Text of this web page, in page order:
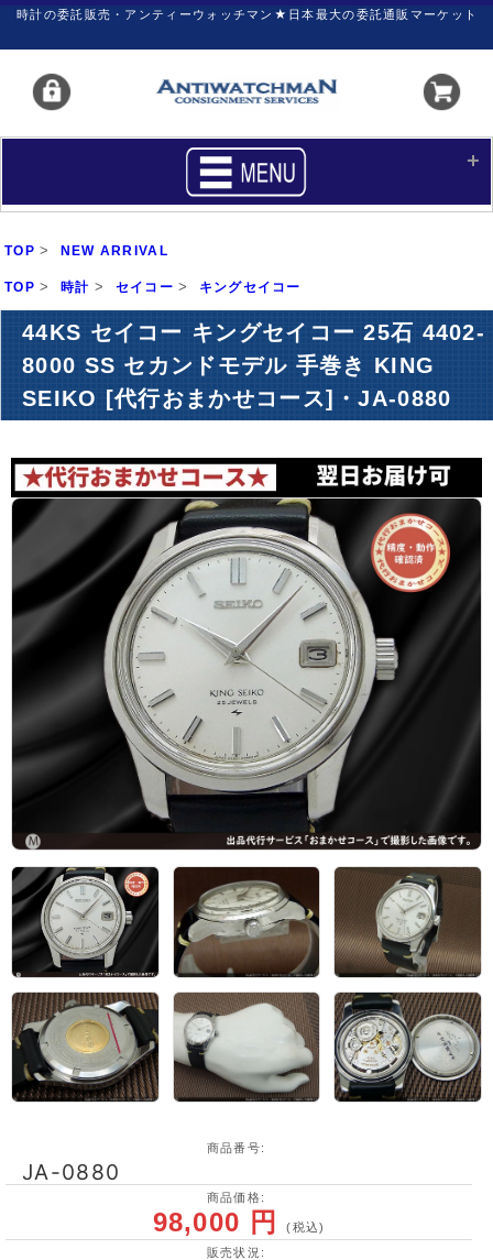
時計の委託販売・アンティーウォッチマン★日本最大の委託通販マーケット
買いたい 売りたい
サポート マイページ
新着リスト 価格ダウン
時計の修理
カレンダープライス ファイナルボックス
アーカイブ ブログ・特集記事
TOP > NEW ARRIVAL
TOP > 時計 > セイコー > キングセイコー
44KS セイコー キングセイコー 25石 4402-
8000 SS セカンドモデル 手巻き KING
SEIKO [代行おまかせコース]・JA-0880
商品番号:
JA-0880
商品価格:
98,000 円(税込)
販売状況: